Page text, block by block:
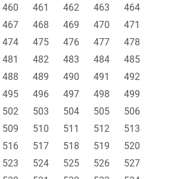
460 461 462 463
464
467 468 469 470
471
474 475 476 477
478
481 482 483 484
485
488 489 490 491
492
495 496 497 498
499
502 503 504 505
506
509 510 511 512
513
516 517 518 519
520
523 524 525 526
527